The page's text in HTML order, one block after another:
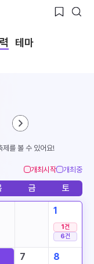
테마
제를 볼 수 있어요!
개최시작 개최중
금 토
1
1건
6건
7 8